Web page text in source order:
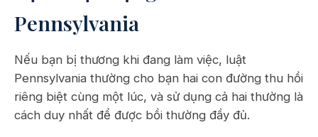
Pennsylvania
Nếu bạn bị thương khi đang làm việc, luật
Pennsylvania thường cho bạn hai con đường thu hồi
riêng biệt cùng một lúc, và sử dụng cả hai thường là
cách duy nhất để được bồi thường đầy đủ.